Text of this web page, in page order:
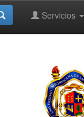
Servicios